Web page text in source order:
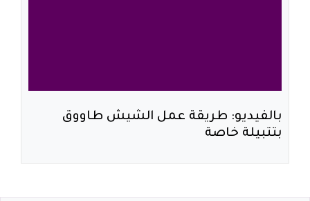
بالفيديو: طريقة عمل الشيش طاووق
بتتبيلة خاصة